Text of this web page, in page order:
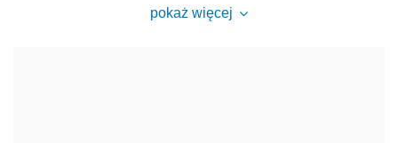
pokaż więcej